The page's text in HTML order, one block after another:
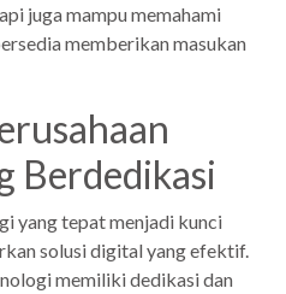
juga mampu memahami
memberikan masukan
Berdedikasi
yang tepat menjadi kunci
solusi digital yang efektif.
memiliki dedikasi dan